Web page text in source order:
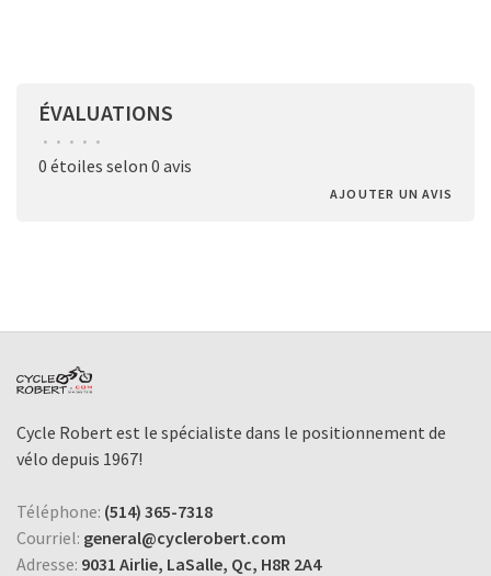
ÉVALUATIONS
• • • • •
0 étoiles selon 0 avis
AJOUTER UN AVIS
Cycle Robert est le spécialiste dans le positionnement de
vélo depuis 1967!
Téléphone: (514) 365-7318
Courriel: general@cyclerobert.com
Adresse: 9031 Airlie, LaSalle, Qc, H8R 2A4